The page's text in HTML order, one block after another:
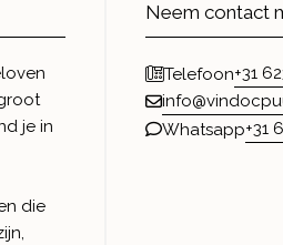
je in
die
Neem contact
Telefoon+31
Whatsapp+31